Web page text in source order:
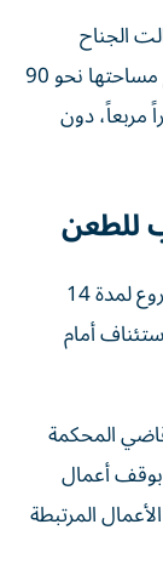
الجناح
الشرقي وبدأت تنفيذ مشروع القاعة، التي تبلغ مساحتها نحو 90
أي ما يعادل حوالي 8360 متراً مربعاً، دون
وقررت المحكمة تعليق تنفيذ قرار وقف المشروع لمدة 14
أمام
المحكمة
بوقف أعمال
المرتبطة